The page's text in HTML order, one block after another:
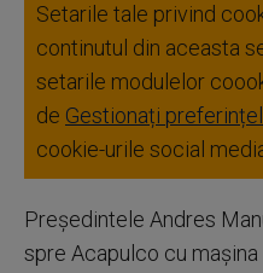
Setarile tale privind
continutul din aceasta
setarile modulelor
de Gestionați
cookie-urile social
Preşedintele Andres
spre Acapulco cu